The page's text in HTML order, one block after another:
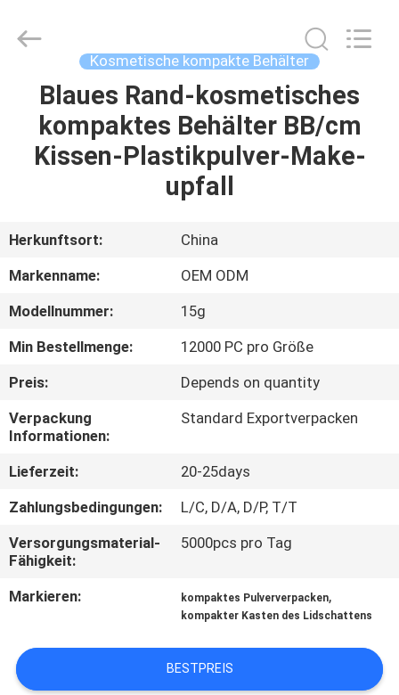
HAUS
PRODUKTE
UNS
AUSFLUG
QUALITÄTSKONTROLLE
TRETEN
SIE
MIT
UNS
IN
VERBINDUNG
FORDERN
SIE
Plastic
Kosmetische kompakte Behälter
Blaues Rand-kosmetisches
kompaktes Behälter BB/cm
Kissen-Plastikpulver-Make-
upfall
Herkunftsort:
China
Markenname:
OEM ODM
Modellnummer:
15g
Min Bestellmenge:
12000 PC pro Größe
Preis:
Depends on quantity
Verpackung
Informationen:
Standard Exportverpacken
Lieferzeit:
20-25days
Zahlungsbedingungen:
L/C, D/A, D/P, T/T
Versorgungsmaterial-
Fähigkeit:
5000pcs pro Tag
Markieren: kompaktes Pulververpacken,
kompakter Kasten des Lidschattens
BESTPREIS